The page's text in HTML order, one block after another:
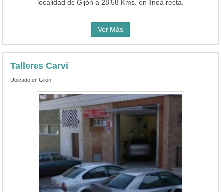
localidad de Gijón a 28.58 Kms. en línea recta.
Ver Más
Talleres Carvi
Ubicado en Gijón